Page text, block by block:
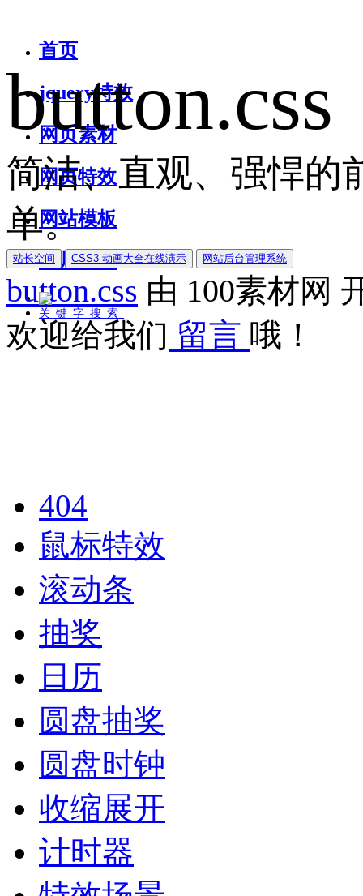
首页
jquery特效
网页素材
网页特效
网站模板
图片素材
关键字搜索
button.css
简洁、直观、强悍的
单。
站长空间 CSS3 动画大全在线演示 网站后台管理系统
button.css 由 100素材网
欢迎给我们 留言 哦！
404
鼠标特效
滚动条
抽奖
日历
圆盘抽奖
圆盘时钟
收缩展开
计时器